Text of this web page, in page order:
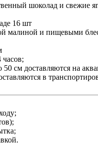
шоколад и свежие
16 шт
малиной и пищевыми
часов;
см доставляются на
в